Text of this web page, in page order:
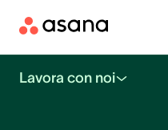
Lavora con noi